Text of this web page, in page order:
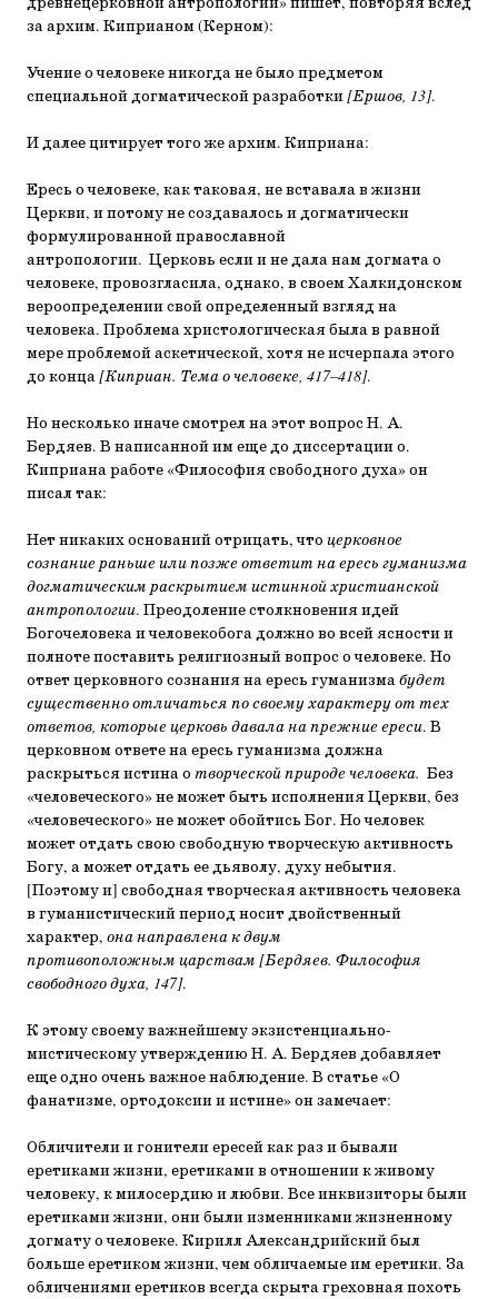
за архим. Киприаном (Керном):
Учение о человеке никогда не было предметом
специальной догматической разработки[Ершов, 13].
И далее цитирует того же архим. Киприана:
Ересь о человеке, как таковая, не вставала в жизни
Церкви, и потому не создавалось и догматически
формулированной православной
антропологии. Церковь если и не дала нам догмата о
человеке, провозгласила, однако, в своем Халкидонском
вероопределении свой определенный взгляд на
человека. Проблема христологическая была в равной
мере проблемой аскетической, хотя не исчерпала этого
до конца[Киприан. Тема о человеке, 417–418].
Но несколько иначе смотрел на этот вопрос Н. А.
Бердяев. В написанной им еще до диссертации о.
Киприана работе «Философия свободного духа» он
писал так:
Нет никаких оснований отрицать, что церковное
сознание раньше или позже ответит на ересь гуманизма
догматическим раскрытием истинной христианской
антропологии. Преодоление столкновения идей
Богочеловека и человекобога должно во всей ясности и
полноте поставить религиозный вопрос о человеке. Но
ответ церковного сознания на ересь гуманизмабудет
существенно отличаться по своему характеру от тех
ответов, которые церковь давала на прежние ереси. В
церковном ответе на ересь гуманизма должна
раскрыться истина о творческой природе человека. Без
«человеческого» не может быть исполнения Церкви, без
«человеческого» не может обойтись Бог. Но человек
может отдать свою свободную творческую активность
Богу, а может отдать ее дьяволу, духу небытия.
[Поэтому и] свободная творческая активность человека
в гуманистический период носит двойственный
характер, она направлена к двум
противоположным царствам [Бердяев. Философия
свободного духа, 147].
К этому своему важнейшему экзистенциально-
мистическому утверждению Н. А. Бердяев добавляет
еще одно очень важное наблюдение. В статье «О
фанатизме, ортодоксии и истине» он замечает:
Обличители и гонители ересей как раз и бывали
еретиками жизни, еретиками в отношении к живому
человеку, к милосердию и любви. Все инквизиторы были
еретиками жизни, они были изменниками жизненному
догмату о человеке. Кирилл Александрийский был
больше еретиком жизни, чем обличаемые им еретики. За
обличениями еретиков всегда скрыта греховная похоть